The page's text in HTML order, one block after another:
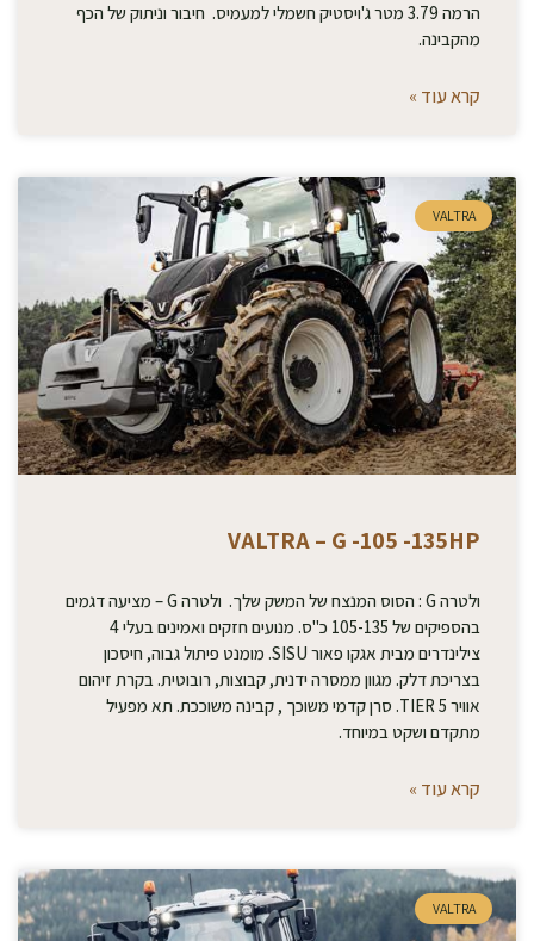
הרמה 3.79 מטר ג'ויסטיק חשמלי למעמיס. חיבור וניתוק של הכף
מהקבינה.
קרא עוד »
VALTRA
VALTRA – G -105 -135HP
ולטרה G : הסוס המנצח של המשק שלך. ולטרה G – מציעה דגמים
בהספיקים של 105-135 כ"ס. מנועים חזקים ואמינים בעלי 4
צילינדרים מבית אגקו פאור SISU. מומנט פיתול גבוה, חיסכון
בצריכת דלק. מגוון ממסרה ידנית, קבוצות, רובוטית. בקרת זיהום
אוויר TIER 5. סרן קדמי משוכך , קבינה משוככת. תא מפעיל
מתקדם ושקט במיוחד.
קרא עוד »
VALTRA